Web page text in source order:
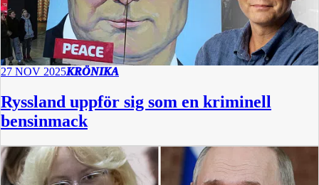
27 NOV 2025KRÖNIKA
Ryssland uppför sig som en kriminell
bensinmack